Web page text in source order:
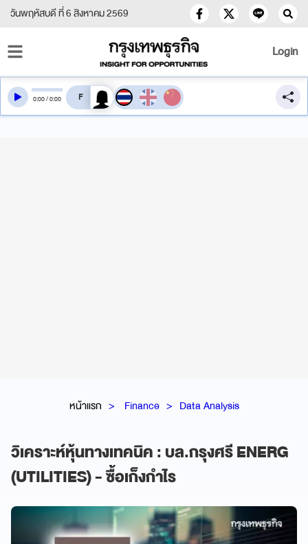
วันพฤหัสบดี ที่ 6 สิงหาคม 2569
Login
หน้าแรก Finance Data Analysis
วิเคราะห์หุ้นทางเทคนิค : บล.กรุงศรี ENERG
(UTILITIES) - ซื้อเก็งกำไร
0:00/0:00 สลับเสียงอ่าน